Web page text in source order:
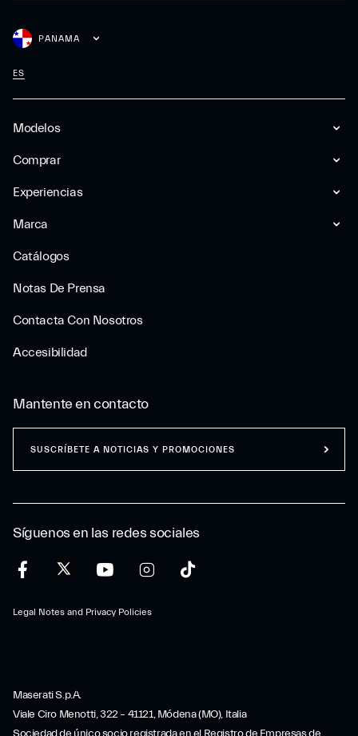
Modelos
Comprar
Experiencias
Marca
Catálogos
Notas De Prensa
Contacta Con Nosotros
Accesibilidad
PANAMA
ES
Síguenos en las redes sociales
Legal Notes and Privacy Policies
Mantente en contacto
SUSCRÍBETE A NOTICIAS Y PROMOCIONES
Maserati S.p.A.
Viale Ciro Menotti, 322 – 41121, Módena (MO), Italia